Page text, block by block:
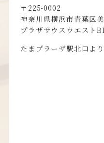
〒225-0002
神奈川県横浜市青葉区
プラザサウスウエスト
たまプラーザ駅北口よ